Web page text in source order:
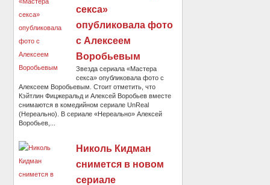
секса»
опубликовала фото
с Алексеем
Воробьевым
Звезда сериала «Мастера
секса» опубликовала фото с
Алексеем Воробьевым. Стоит отметить, что
Кэйтлин Фицжеральд и Алексей Воробьев вместе
снимаются в комедийном сериале UnReal
(Нереально). В сериале «Нереально» Алексей
Воробьев,...
Николь Кидман
снимется в новом
сериале